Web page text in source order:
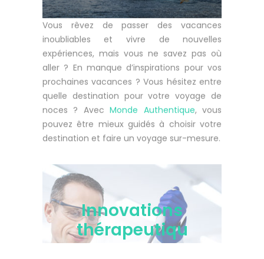
Vous rêvez de passer des vacances
inoubliables et vivre de nouvelles
expériences, mais vous ne savez pas où
aller ? En manque d’inspirations pour vos
prochaines vacances ? Vous hésitez entre
quelle destination pour votre voyage de
noces ? AvecMonde Authentique, vous
pouvez être mieux guidés à choisir votre
destination et faire un voyage sur-mesure.
Innovations
thérapeutiqu